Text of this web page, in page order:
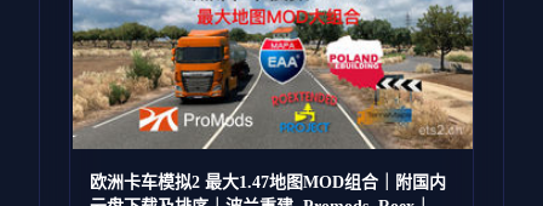
欧洲卡车模拟2 最大1.47地图MOD组合｜附国内